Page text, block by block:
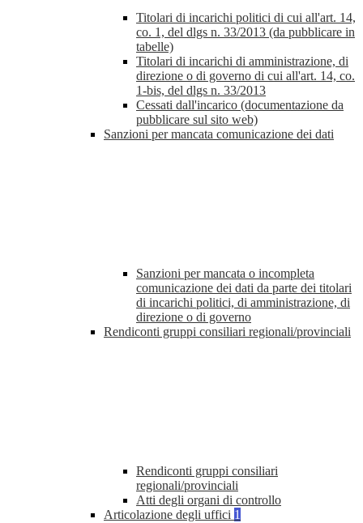
Titolari di incarichi politici di cui all'art. 14,
co. 1, del dlgs n. 33/2013 (da pubblicare in
tabelle)
Titolari di incarichi di amministrazione, di
direzione o di governo di cui all'art. 14, co.
1-bis, del dlgs n. 33/2013
Cessati dall'incarico (documentazione da
pubblicare sul sito web)
Sanzioni per mancata comunicazione dei dati
Sanzioni per mancata o incompleta
comunicazione dei dati da parte dei titolari
di incarichi politici, di amministrazione, di
direzione o di governo
Rendiconti gruppi consiliari regionali/provinciali
Rendiconti gruppi consiliari
regionali/provinciali
Atti degli organi di controllo
Articolazione degli uffici 1